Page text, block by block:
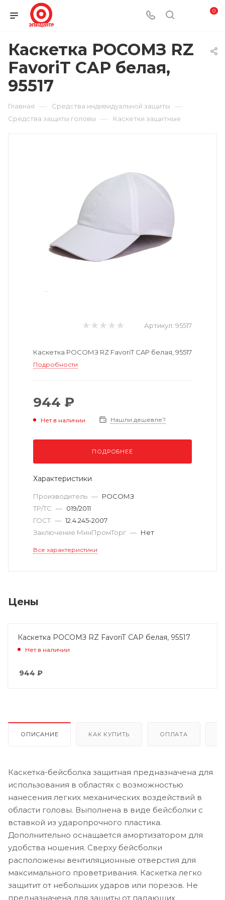
0
Каскетка РОСОМЗ RZ
FavoriT CAP белая,
95517
Главная — Средства индивидуальной защиты —
Средства защиты головы — Каскетки защитные
Артикул: 95517
Каскетка РОСОМЗ RZ FavoriT CAP белая, 95517
Подробности
944 ₽
Нет в наличии Нашли дешевле?
ПОДРОБНЕЕ
Характеристики
Производитель — РОСОМЗ
ТР/ТС — 019/2011
ГОСТ — 12.4.245-2007
Заключение МинПромТорг — Нет
Все характеристики
Цены
Каскетка РОСОМЗ RZ FavoriT CAP белая, 95517
Нет в наличии
944 ₽
ОПИСАНИЕ КАК КУПИТЬ ОПЛАТА
Каскетка-бейсболка защитная предназначена для
использования в областях с возможностью
нанесения легких механических воздействий в
области головы. Выполнена в виде бейсболки с
вставкой из ударопрочного пластика.
Дополнительно оснащается амортизатором для
удобства ношения. Сверху бейсболки
расположены вентиляционные отверстия для
максимального проветривания. Каскетка легко
защитит от небольших ударов или порезов. Не
предназначена для защиты от падающих